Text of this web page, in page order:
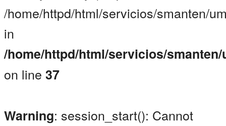
/home/httpd/html/servicios/smanten/
in
/home/httpd/html/servicios/
on line 37
Warning: session_start(): Cannot